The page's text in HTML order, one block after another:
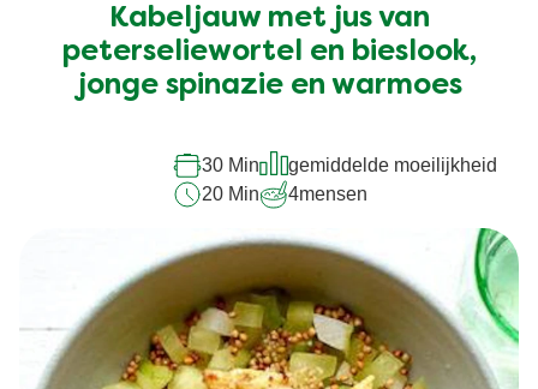
ingediend
voor
deze
Kabeljauw met jus van
peterseliewortel en bieslook,
jonge spinazie en warmoes
30 Min
gemiddelde moeilijkheid
20 Min
4mensen